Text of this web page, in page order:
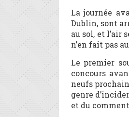
La journée
Dublin, sont
au sol, et l’air
n’en fait pas
Le premier
concours
neufs
genre
et du